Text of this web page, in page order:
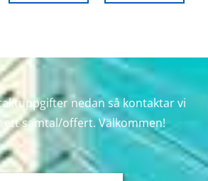
nedan så kontaktar vi
ett samtal/offert. Välkommen!